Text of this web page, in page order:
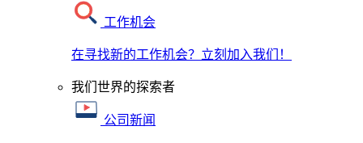
工作机会
在寻找新的工作机会？立刻加入我们！
我们世界的探索者
公司新闻